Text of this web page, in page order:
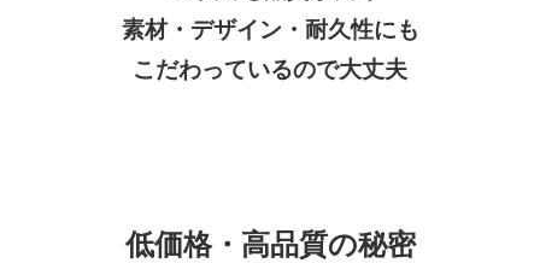
素材・デザイン・耐久性にも
こだわっているので大丈夫
低価格・高品質の秘密